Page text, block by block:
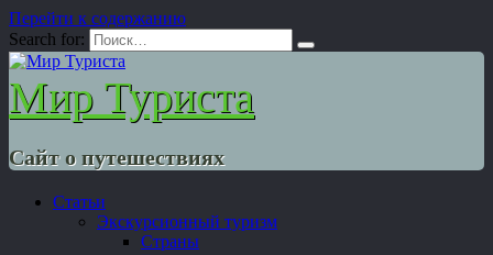
Перейти к содержанию
Search for:
Мир Туриста
Сайт о путешествиях
Статьи
Экскурсионный туризм
Страны